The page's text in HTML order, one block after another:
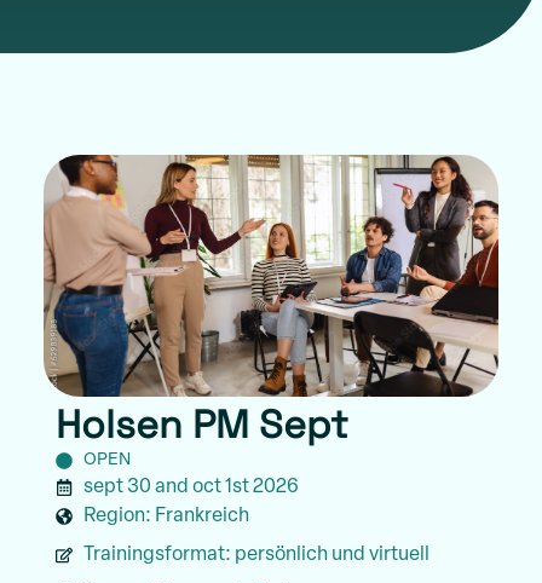
Holsen PM Sept
OPEN
sept 30 and oct 1st 2026
Region: Frankreich
Trainingsformat: persönlich und virtuell